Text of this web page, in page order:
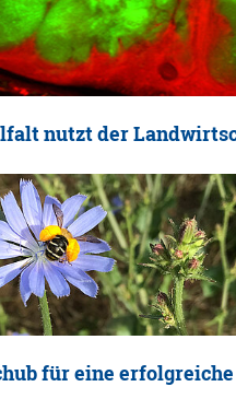
nutzt der
für eine